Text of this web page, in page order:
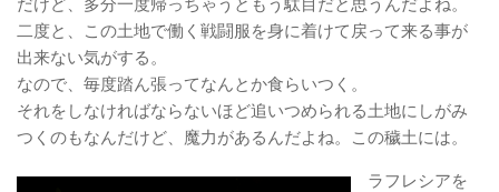
だけど、多分一度帰っちゃうともう駄目だと思うんだよね。
二度と、この土地で働く戦闘服を身に着けて戻って来る事が
出来ない気がする。
なので、毎度踏ん張ってなんとか食らいつく。
それをしなければならないほど追いつめられる土地にしがみ
つくのもなんだけど、魔力があるんだよね。この穢土には。
ラフレシアを